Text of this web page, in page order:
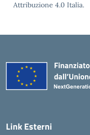
Attribuzione 4.0 Italia.
Link Esterni